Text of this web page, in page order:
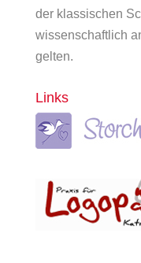
der klassischen
wissenschaftlich
gelten.
Links